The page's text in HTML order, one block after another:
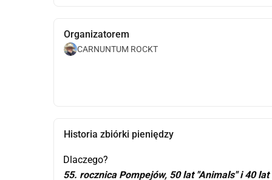
Organizatorem
CARNUNTUM ROCKT
Historia zbiórki pieniędzy
Dlaczego?
55. rocznica Pompejów, 50 lat "Animals" i 40